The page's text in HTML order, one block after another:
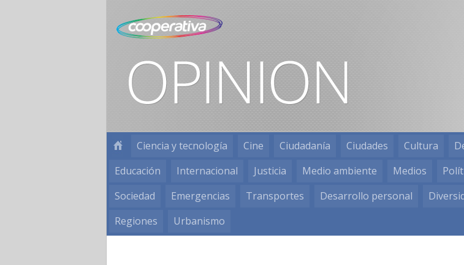
Ciencia y tecnología Cine Ciudadanía Ciudades Cultura
Educación
Internacional Justicia Medio ambiente Medios
Sociedad
Emergencias Transportes Desarrollo personal
Regiones
Urbanismo